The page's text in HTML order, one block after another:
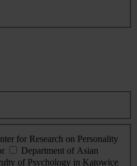
for Research on Personality
Department of Asian
of Psychology in Katowice